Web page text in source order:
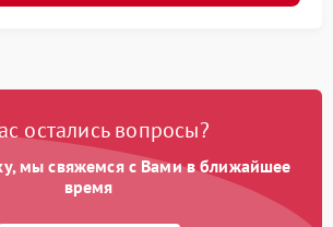
остались вопросы?
мы свяжемся с Вами в ближайшее
время